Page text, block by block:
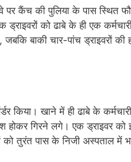
पर कैंच की पुलिया के पास स्थित
को ढाबे के ही एक
बाकी चार-पांच ड्राइवरों की
किया। खाने में ही ढाबे के
होकर गिरने लगे। एक ड्राइवर
को तुरंत पास के निजी अस्पताल में